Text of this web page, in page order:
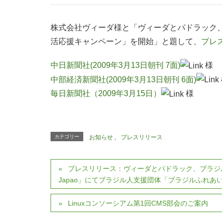
株式会社ヴィーダ様と「ヴィーダとパドラッ
活応援キャンペーン」を開始」と題して、 プレ
中日新聞社(2009年3月13日朝刊 7面)
様
中部経済新聞社(2009年3月13日朝刊 6面)
毎日新聞社（2009年3月15日）
様
カテゴリー お知らせ 、 プレスリリース
プレスリリース：ヴィーダとパドラック、ブラ
Japao」にてブラジル人支援団体「ブラジルふれあ
Linuxコンソーシアム第1回CMS部会のご案内